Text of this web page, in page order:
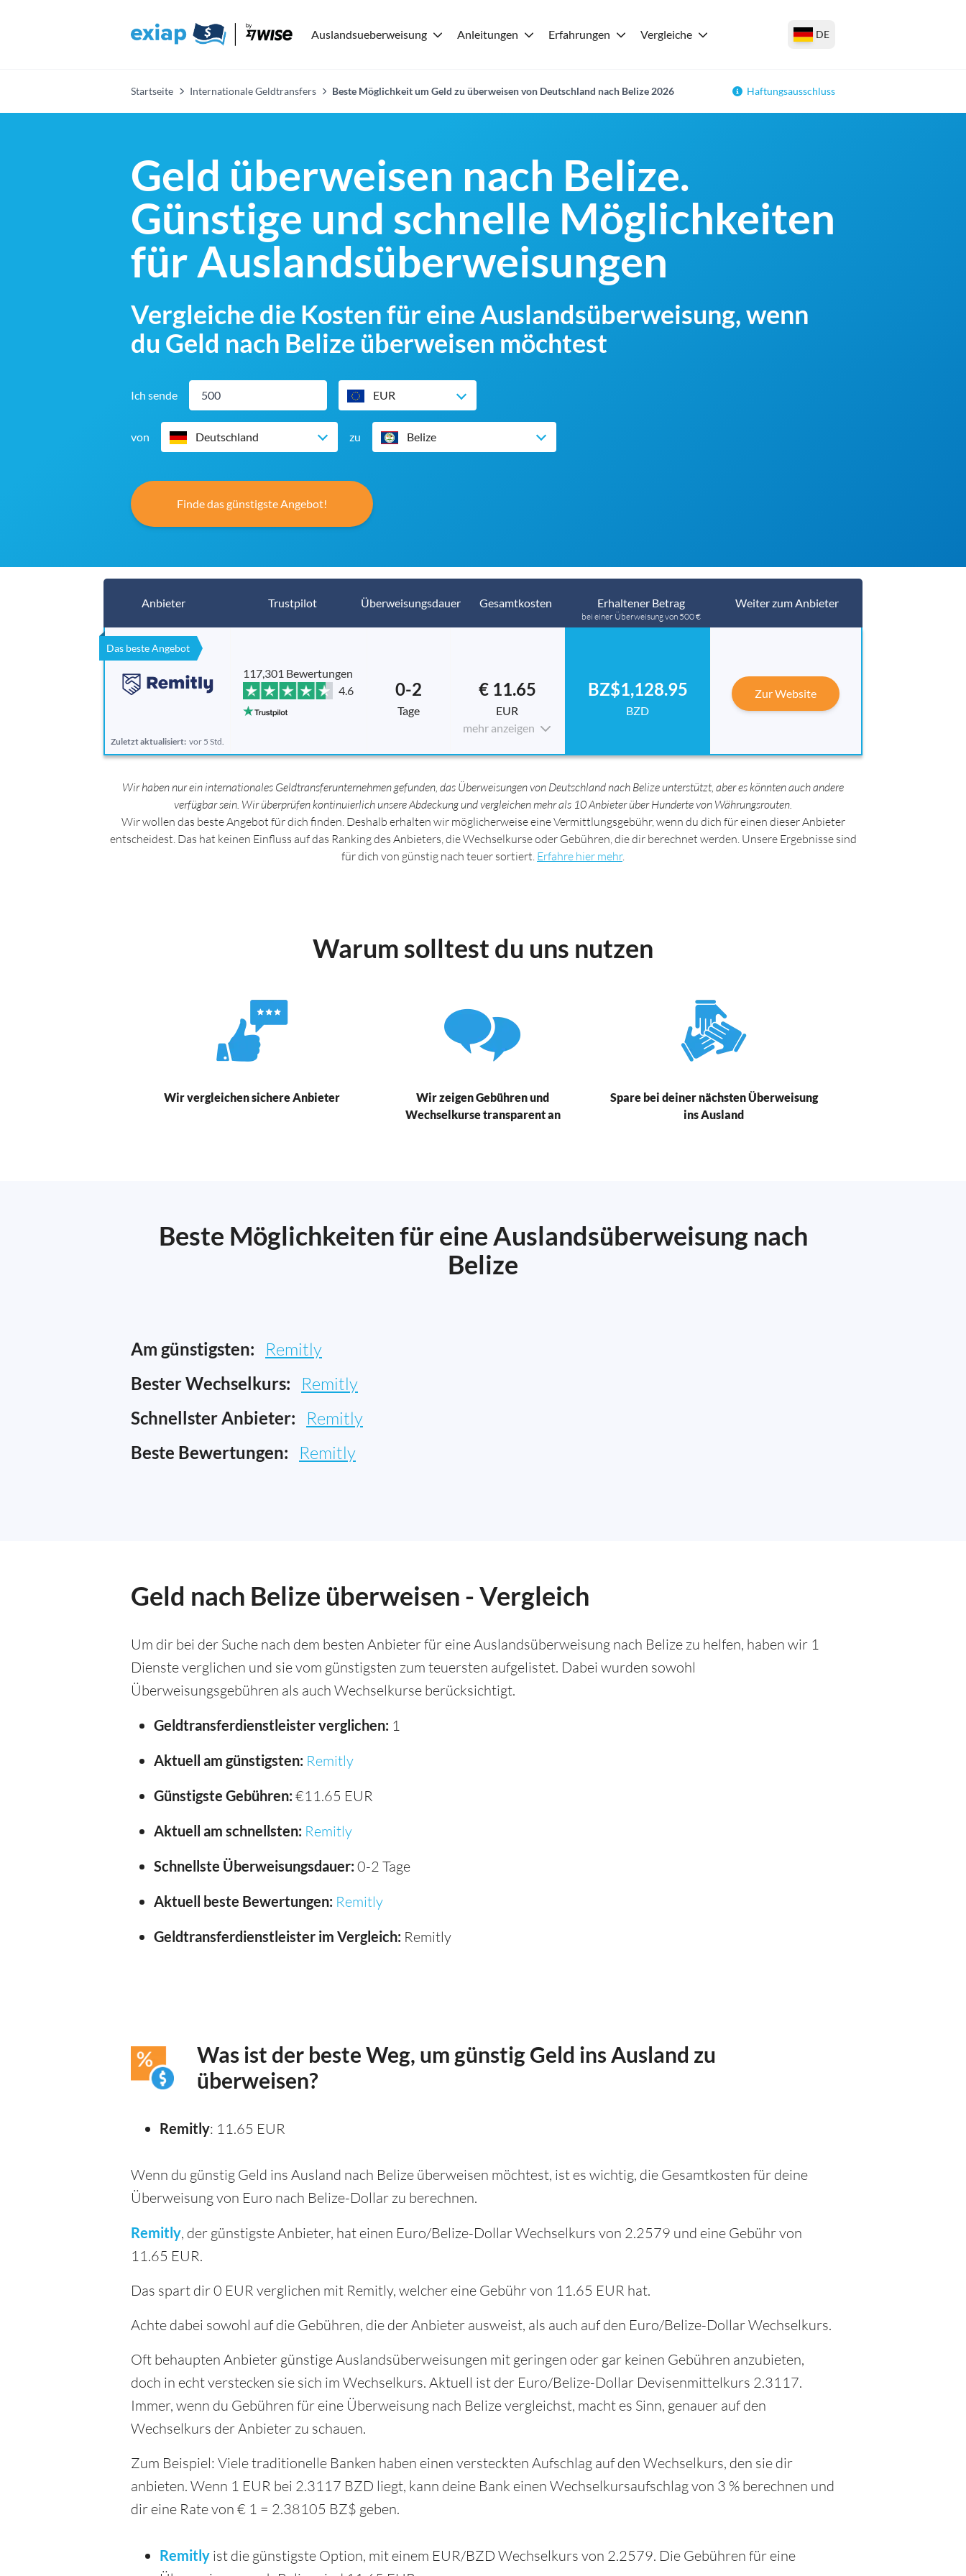
Auslandsueberweisung Anleitungen Erfahrungen Vergleiche DE
Startseite Internationale Geldtransfers Beste Möglichkeit um Geld zu überweisen von Deutschland nach Belize 2026 Haftungsausschluss
Geld überweisen nach Belize.
Günstige und schnelle Möglichkeiten
für Auslandsüberweisungen
Vergleiche die Kosten für eine Auslandsüberweisung, wenn
du Geld nach Belize überweisen möchtest
Ich sende EUR
von Deutschland zu Belize
Finde das günstigste Angebot!
Anbieter Trustpilot Überweisungsdauer Gesamtkosten Erhaltener Betrag
bei einer Überweisung von 500 €
Weiter zum Anbieter
Das beste Angebot
Zuletzt aktualisiert: vor 5 Std.
117,301 Bewertungen
4.6
0-2
Tage
€ 11.65
EUR
mehr anzeigen
BZ$1,128.95
BZD
Zur Website
Wir haben nur ein internationales Geldtransferunternehmen gefunden, das Überweisungen von Deutschland nach Belize unterstützt, aber es könnten auch andere
verfügbar sein. Wir überprüfen kontinuierlich unsere Abdeckung und vergleichen mehr als 10 Anbieter über Hunderte von Währungsrouten.
Wir wollen das beste Angebot für dich finden. Deshalb erhalten wir möglicherweise eine Vermittlungsgebühr, wenn du dich für einen dieser Anbieter
entscheidest. Das hat keinen Einfluss auf das Ranking des Anbieters, die Wechselkurse oder Gebühren, die dir berechnet werden. Unsere Ergebnisse sind
für dich von günstig nach teuer sortiert. Erfahre hier mehr.
Warum solltest du uns nutzen
Wir vergleichen sichere Anbieter
Wir zeigen Gebühren und
Wechselkurse transparent an
Spare bei deiner nächsten Überweisung
ins Ausland
Beste Möglichkeiten für eine Auslandsüberweisung nach
Belize
Am günstigsten: Remitly
Bester Wechselkurs: Remitly
Schnellster Anbieter: Remitly
Beste Bewertungen: Remitly
Geld nach Belize überweisen - Vergleich
Um dir bei der Suche nach dem besten Anbieter für eine Auslandsüberweisung nach Belize zu helfen, haben wir 1
Dienste verglichen und sie vom günstigsten zum teuersten aufgelistet. Dabei wurden sowohl
Überweisungsgebühren als auch Wechselkurse berücksichtigt.
Geldtransferdienstleister verglichen: 1
Aktuell am günstigsten: Remitly
Günstigste Gebühren: €11.65 EUR
Aktuell am schnellsten: Remitly
Schnellste Überweisungsdauer: 0-2 Tage
Aktuell beste Bewertungen: Remitly
Geldtransferdienstleister im Vergleich: Remitly
Was ist der beste Weg, um günstig Geld ins Ausland zu
überweisen?
Remitly: 11.65 EUR
Wenn du günstig Geld ins Ausland nach Belize überweisen möchtest, ist es wichtig, die Gesamtkosten für deine
Überweisung von Euro nach Belize-Dollar zu berechnen.
Remitly, der günstigste Anbieter, hat einen Euro/Belize-Dollar Wechselkurs von 2.2579 und eine Gebühr von
11.65 EUR.
Das spart dir 0 EUR verglichen mit Remitly, welcher eine Gebühr von 11.65 EUR hat.
Achte dabei sowohl auf die Gebühren, die der Anbieter ausweist, als auch auf den Euro/Belize-Dollar Wechselkurs.
Oft behaupten Anbieter günstige Auslandsüberweisungen mit geringen oder gar keinen Gebühren anzubieten,
doch in echt verstecken sie sich im Wechselkurs. Aktuell ist der Euro/Belize-Dollar Devisenmittelkurs 2.3117.
Immer, wenn du Gebühren für eine Überweisung nach Belize vergleichst, macht es Sinn, genauer auf den
Wechselkurs der Anbieter zu schauen.
Zum Beispiel: Viele traditionelle Banken haben einen versteckten Aufschlag auf den Wechselkurs, den sie dir
anbieten. Wenn 1 EUR bei 2.3117 BZD liegt, kann deine Bank einen Wechselkursaufschlag von 3 % berechnen und
dir eine Rate von € 1 = 2.38105 BZ$ geben.
Remitly ist die günstigste Option, mit einem EUR/BZD Wechselkurs von 2.2579. Die Gebühren für eine